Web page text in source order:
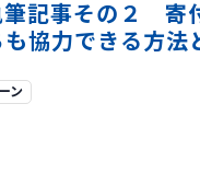
筆記事その２ 寄
協力できる方法
ン